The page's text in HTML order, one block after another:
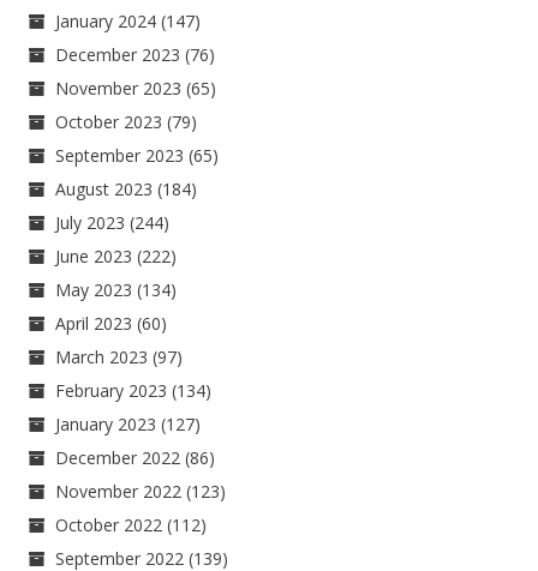
January 2024 (147)
December 2023 (76)
November 2023 (65)
October 2023 (79)
September 2023 (65)
August 2023 (184)
July 2023 (244)
June 2023 (222)
May 2023 (134)
April 2023 (60)
March 2023 (97)
February 2023 (134)
January 2023 (127)
December 2022 (86)
November 2022 (123)
October 2022 (112)
September 2022 (139)